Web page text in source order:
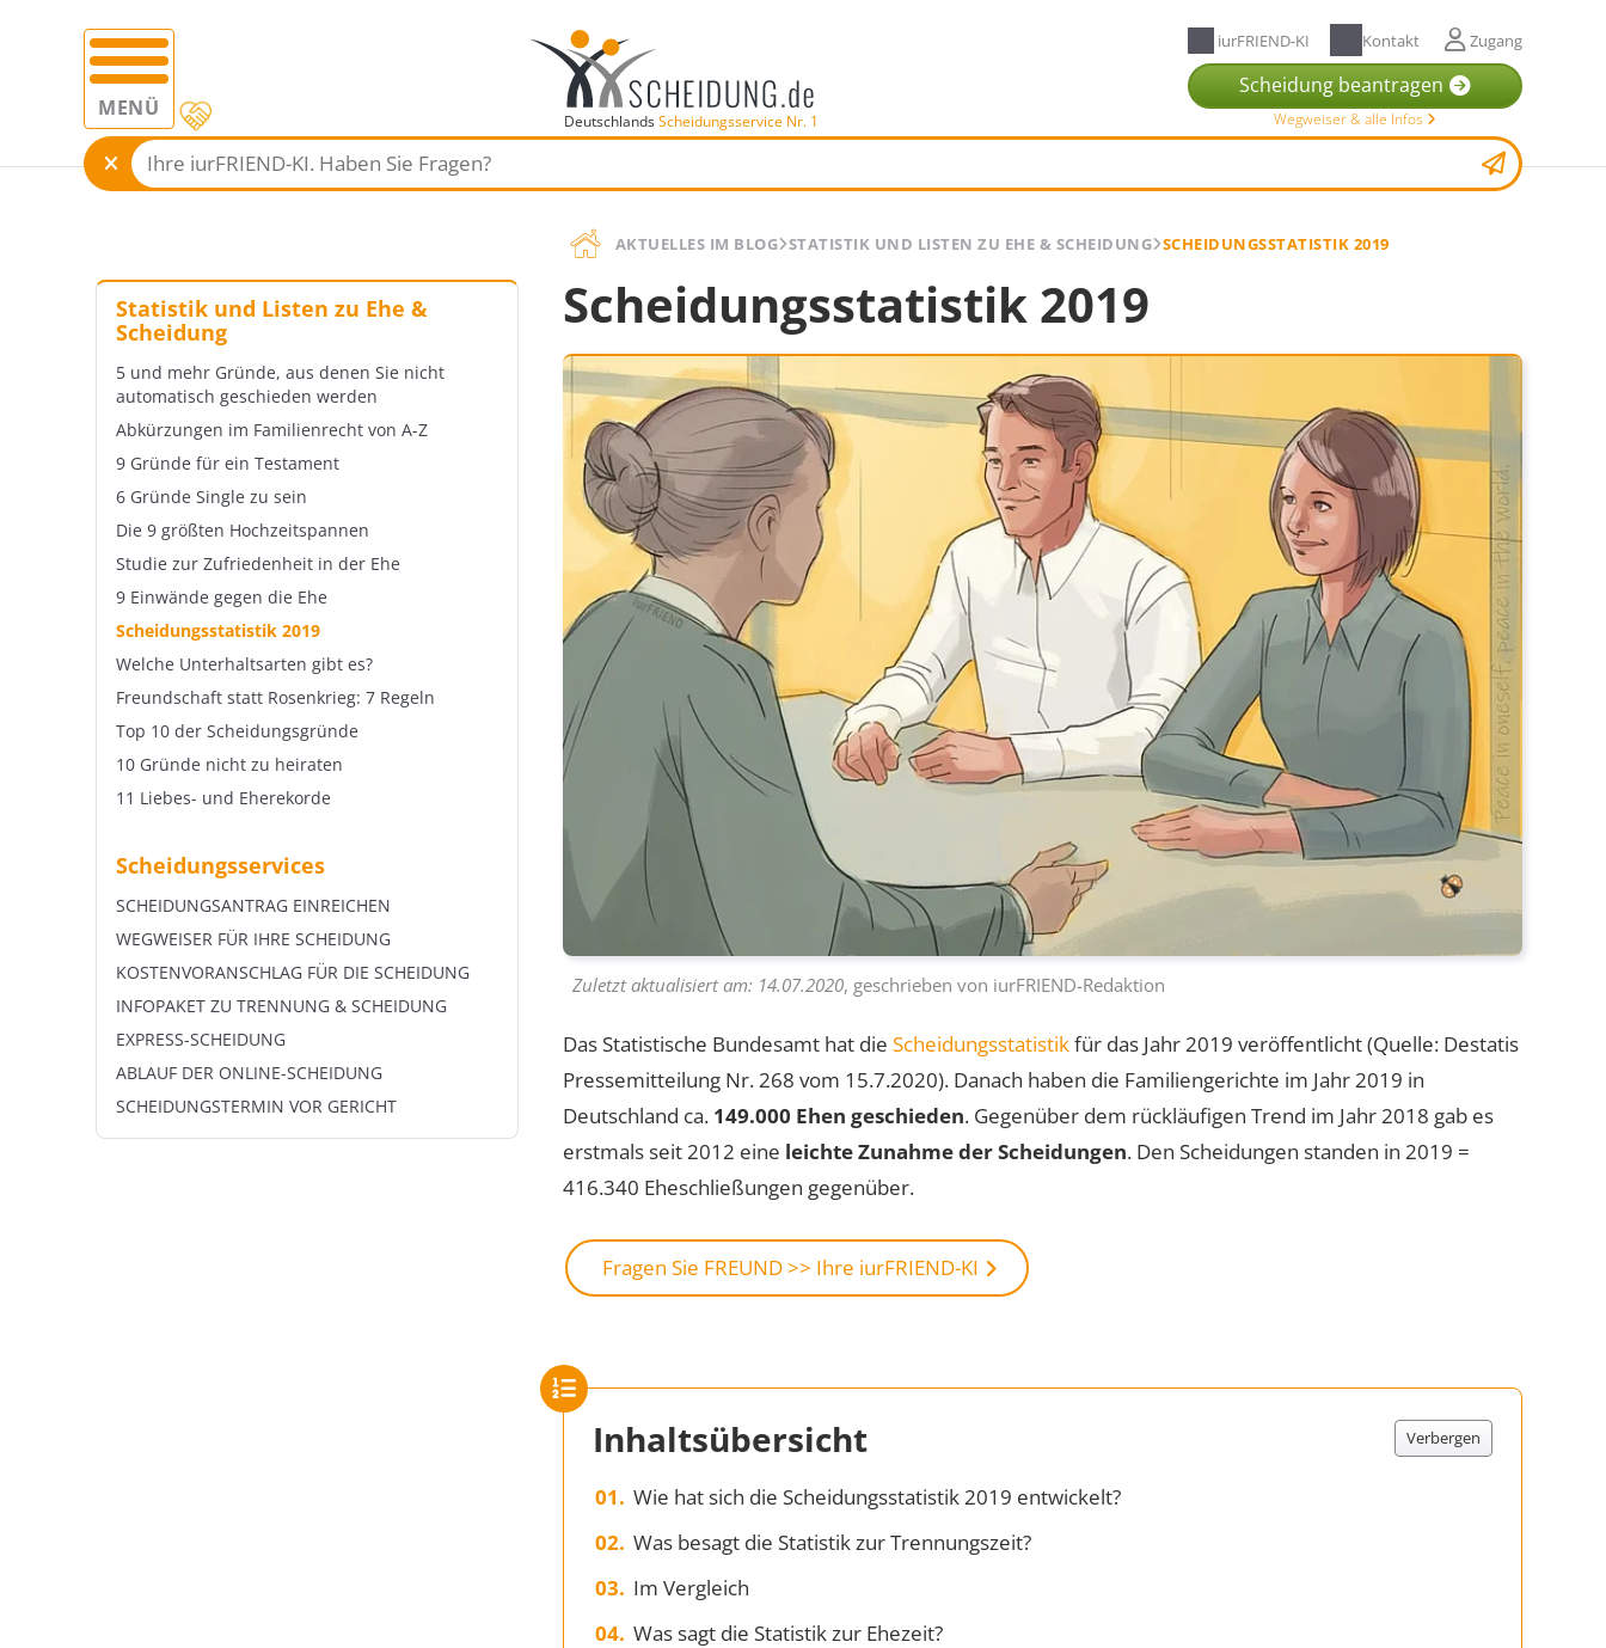
MENÜ DeutschlandsScheidungsservice Nr. 1
iurFRIEND-KI Kontakt Zugang
Scheidung beantragen
Wegweiser & alle Infos
AKTUELLES IM BLOG STATISTIK UND LISTEN ZU EHE & SCHEIDUNG SCHEIDUNGSSTATISTIK 2019
Statistik und Listen zu Ehe &
Scheidung
5 und mehr Gründe, aus denen Sie nicht
automatisch geschieden werden
Abkürzungen im Familienrecht von A-Z
9 Gründe für ein Testament
6 Gründe Single zu sein
Die 9 größten Hochzeitspannen
Studie zur Zufriedenheit in der Ehe
9 Einwände gegen die Ehe
Scheidungsstatistik 2019
Welche Unterhaltsarten gibt es?
Freundschaft statt Rosenkrieg: 7 Regeln
Top 10 der Scheidungsgründe
10 Gründe nicht zu heiraten
11 Liebes- und Eherekorde
Scheidungsservices
SCHEIDUNGSANTRAG EINREICHEN
WEGWEISER FÜR IHRE SCHEIDUNG
KOSTENVORANSCHLAG FÜR DIE SCHEIDUNG
INFOPAKET ZU TRENNUNG & SCHEIDUNG
EXPRESS-SCHEIDUNG
ABLAUF DER ONLINE-SCHEIDUNG
SCHEIDUNGSTERMIN VOR GERICHT
Scheidungsstatistik 2019
Zuletzt aktualisiert am: 14.07.2020, geschrieben von iurFRIEND-Redaktion
Das Statistische Bundesamt hat dieScheidungsstatistikfür das Jahr 2019 veröffentlicht (Quelle: Destatis
Pressemitteilung Nr. 268 vom 15.7.2020). Danach haben die Familiengerichte im Jahr 2019 in
Deutschland ca. 149.000 Ehen geschieden. Gegenüber dem rückläufigen Trend im Jahr 2018 gab es
erstmals seit 2012 eine leichte Zunahme der Scheidungen. Den Scheidungen standen in 2019 =
416.340 Eheschließungen gegenüber.
Fragen Sie FREUND >> Ihre iurFRIEND-KI
Inhaltsübersicht Verbergen
Wie hat sich die Scheidungsstatistik 2019 entwickelt?
Was besagt die Statistik zur Trennungszeit?
Im Vergleich
Was sagt die Statistik zur Ehezeit?